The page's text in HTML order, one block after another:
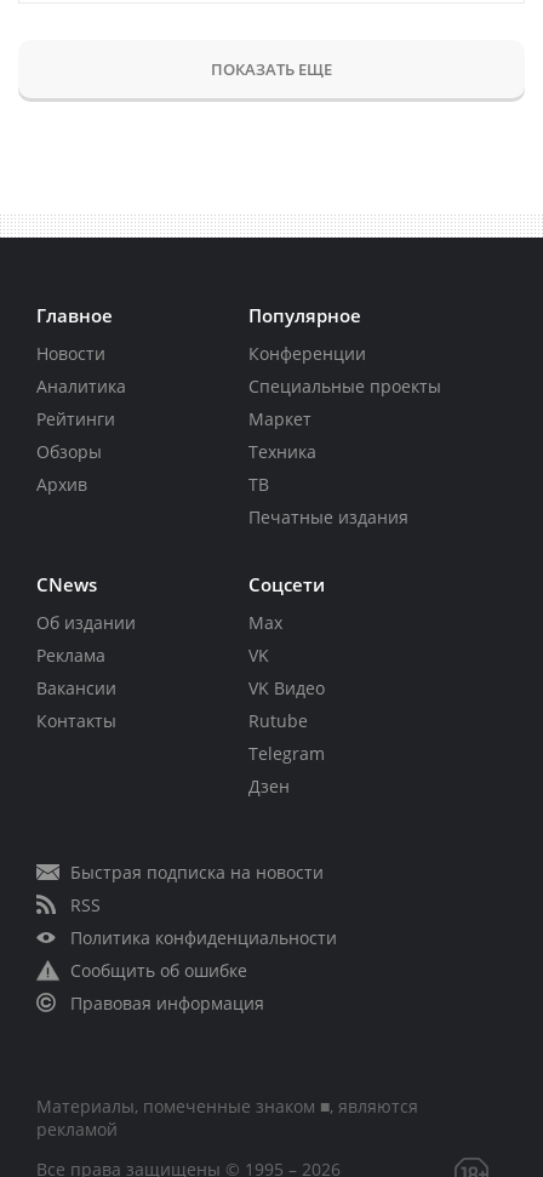
ПОКАЗАТЬ ЕЩЕ
Главное
Новости
Аналитика
Рейтинги
Обзоры
Архив
Популярное
Конференции
Специальные проекты
Маркет
Техника
ТВ
Печатные издания
CNews
Об издании
Реклама
Вакансии
Контакты
Соцсети
Max
VK
VK Видео
Rutube
Telegram
Дзен
Быстрая подписка на новости
RSS
Политика конфиденциальности
Сообщить об ошибке
Правовая информация
Материалы, помеченные знаком ■, являются
рекламой
Все права защищены © 1995 – 2026